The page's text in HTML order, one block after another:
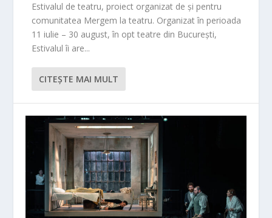
Estivalul de teatru, proiect organizat de și pentru
comunitatea Mergem la teatru. Organizat în perioada
11 iulie – 30 august, în opt teatre din București,
Estivalul îi are...
CITEŞTE MAI MULT